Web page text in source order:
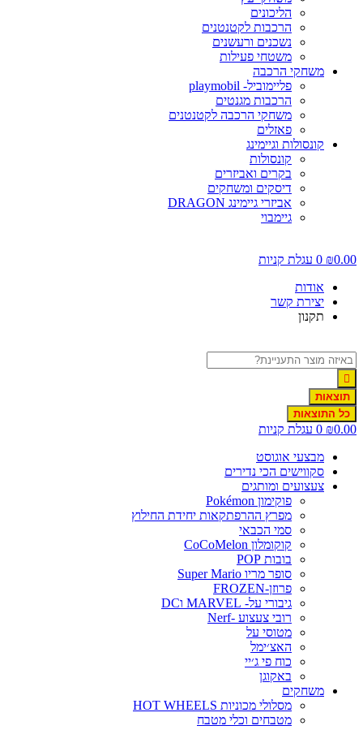
הליכונים
הרכבות לקטנטנים
נשכנים ורעשנים
משטחי פעילות
משחקי הרכבה
פליימוביל- playmobil
הרכבות מגנטים
משחקי הרכבה לקטנטנים
פאזלים
קונסולות וגיימינג
קונסולות
בקרים ואביזרים
דיסקים ומשחקים
אביזרי גיימינג DRAGON
גיימבוי
₪
0 עגלת קניות
אודות
יצירת קשר
תקנון
תוצאות
כל התוצאות
₪
0 עגלת קניות
מבצעי אוגוסט
סקווישים הכי נדירים
צעצועים ומותגים
פוקימון Pokémon
מפרץ ההרפתקאות יחידת החילוץ
סמי הכבאי
קוקומלון CoCoMelon
בובות POP
סופר מריו Super Mario
פרוזן-FROZEN
גיבורי על- MARVEL וDC
רובי צעצוע -Nerf
מטוסי על
האצ׳ימל
כוח פי ג׳יי
באקוגן
משחקים
מסלולי מכוניות HOT WHEELS
מטבחים וכלי מטבח